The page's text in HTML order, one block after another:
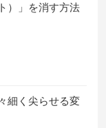
）」を消す方法
細く尖らせる変